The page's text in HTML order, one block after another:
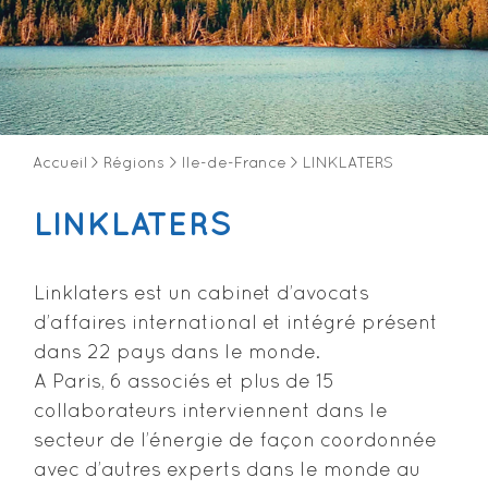
Accueil > Régions > Ile-de-France > LINKLATERS
LINKLATERS
Linklaters est un cabinet d’avocats
d’affaires international et intégré présent
dans 22 pays dans le monde.
A Paris, 6 associés et plus de 15
collaborateurs interviennent dans le
secteur de l’énergie de façon coordonnée
avec d’autres experts dans le monde au